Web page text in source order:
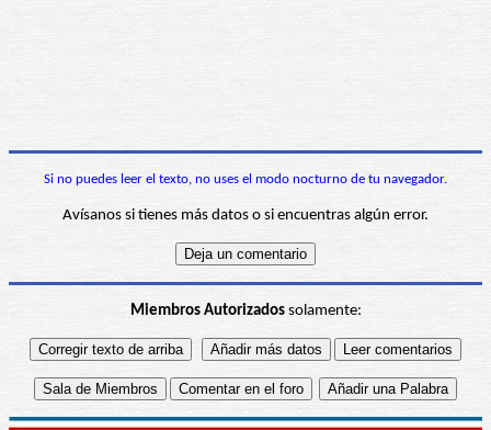
Si no puedes leer el texto, no uses el modo nocturno de tu navegador.
Avísanos si tienes más datos o si encuentras algún error.
Miembros Autorizadossolamente: